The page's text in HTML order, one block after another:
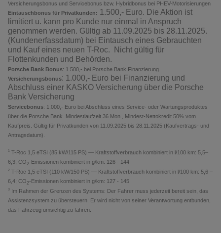
Versicherungsbonus und Servicebonus bzw. Hybridbonus bei PHEV-Motorisierungen
Eintauschbonus für Privatkunden: 1 .500,- Euro. Die Aktion ist
limitiert u. kann pro Kunde nur einmal in Anspruch
genommen werden. Gültig ab 11.09.2025 bis 28.11.2025.
(Kundenerfassdatum) bei Eintausch eines Gebrauchten
und Kauf eines neuen T-Roc.
Nicht gültig für
Flottenkunden und Behörden.
Porsche Bank Bonus: 1.500,- bei Porsche Bank Finanzierung.
Versicherungsbonus: 1.000,- Euro bei Finanzierung und
Abschluss einer KASKO Versicherung über die Porsche
Bank Versicherung
Servicebonus: 1.000,- Euro bei Abschluss eines Service- oder Wartungsproduktes
über die Porsche Bank. Mindestlaufzeit 36 Mon., Mindest-Nettokredit 50% vom
Kaufpreis. Gültig für Privatkunden von 11.09.2025 bis 28.11.2025 (Kaufvertrags- und
Antragsdatum).
1 T-Roc 1,5 eTSI (85 kW/115 PS) — Kraftstoffverbrauch kombiniert in l/100 km: 5,5–
6,3; CO2-Emissionen kombiniert in g/km: 126 - 144
2 T-Roc 1,5 eTSI (110 kW/150 PS) — Kraftstoffverbrauch kombiniert in l/100 km: 5,6 –
6,4; CO2-Emissionen kombiniert in g/km: 127 - 145
3
Im Rahmen der Grenzen des Systems: Der Fahrer muss jederzeit bereit sein, das
Assistenzsystem zu übersteuern. Er wird nicht von seiner Verantwortung entbunden,
das Fahrzeug umsichtig zu fahren.